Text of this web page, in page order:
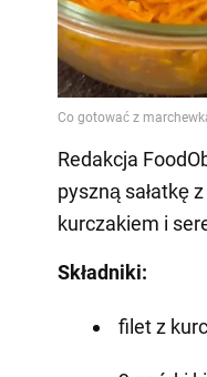
Redakcja
pyszną sałatkę
kurczakiem i
Składniki:
filet z